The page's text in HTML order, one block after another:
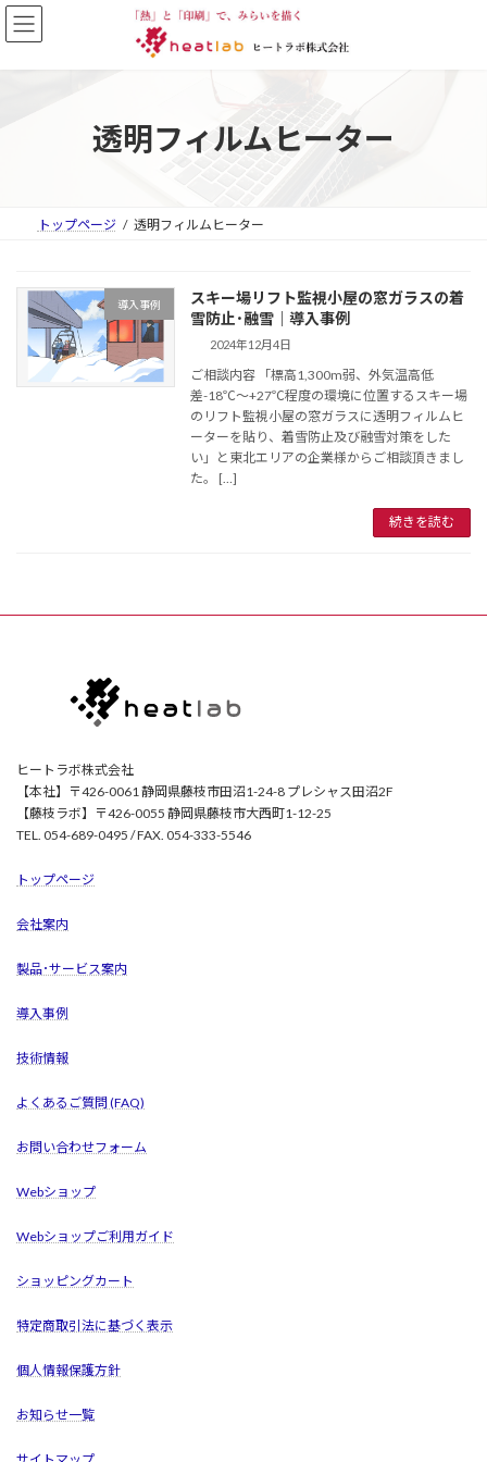
コ
ン
ン
ナ
ビ
ー
透明フィルムヒーター
トップページ 透明フィルムヒーター
導入事例
スキー場リフト監視小屋の窓ガラスの着
雪防止･融雪｜導入事例
2024年12月4日
ご相談内容 「標高1,300m弱、外気温高低
差-18℃～+27℃程度の環境に位置するスキー場
のリフト監視小屋の窓ガラスに透明フィルムヒ
ーターを貼り、着雪防止及び融雪対策をした
い」と東北エリアの企業様からご相談頂きまし
た。 […]
続きを読む
ヒートラボ株式会社
【本社】〒426-0061 静岡県藤枝市田沼1-24-8 プレシャス田沼2F
【藤枝ラボ】〒426-0055 静岡県藤枝市大西町1-12-25
TEL. 054-689-0495 / FAX. 054-333-5546
トップページ
会社案内
製品･サービス案内
導入事例
技術情報
よくあるご質問 (FAQ)
お問い合わせフォーム
Webショップ
Webショップご利用ガイド
ショッピングカート
特定商取引法に基づく表示
個人情報保護方針
お知らせ一覧